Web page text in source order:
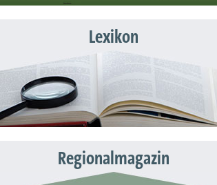
Lexikon
Regionalmagazin